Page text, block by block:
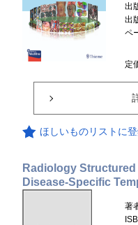
出
出
ペ
定
ほしいものリストに
Radiology
Disease-Specific
著